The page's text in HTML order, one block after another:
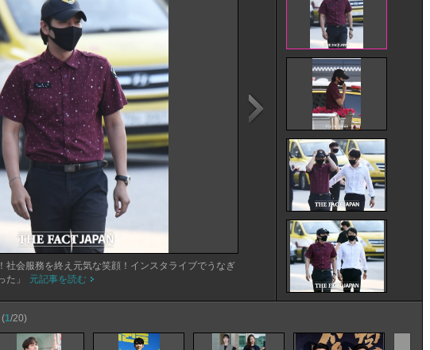
社会服務を終え元気な笑顔！インスタライブでうなぎ
」
元記事を読む
(1/20)